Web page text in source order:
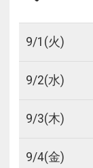
9/1 (火)
9/2(水)
9/3(木)
9/4(金)